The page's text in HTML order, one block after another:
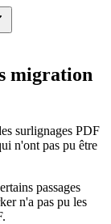
migration
surlignages PDF
n'ont pas pu être
passages
n'a pas pu les